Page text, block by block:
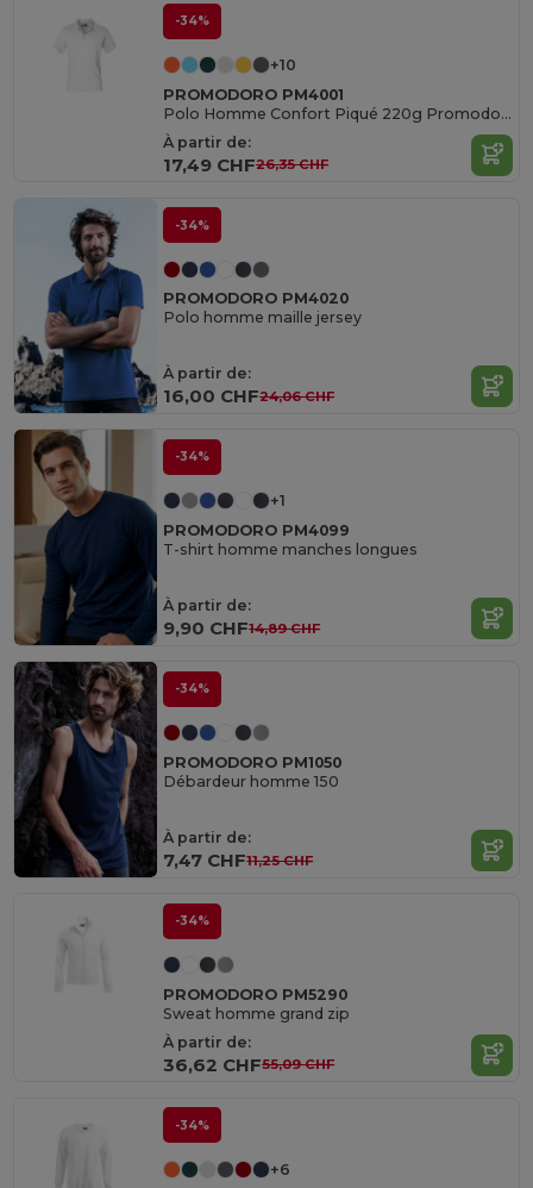
-34%
+10
PROMODORO PM4001
Polo Homme Confort Piqué 220g Promodoro
À partir de:
17,49 CHF26,35 CHF
-34%
PROMODORO PM4020
Polo homme maille jersey
À partir de:
16,00 CHF24,06 CHF
-34%
+1
PROMODORO PM4099
T-shirt homme manches longues
À partir de:
9,90 CHF14,89 CHF
-34%
PROMODORO PM1050
Débardeur homme 150
À partir de:
7,47 CHF11,25 CHF
-34%
PROMODORO PM5290
Sweat homme grand zip
À partir de:
36,62 CHF55,09 CHF
-34%
+6